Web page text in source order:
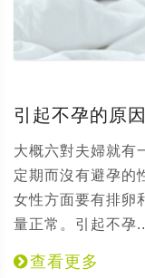
引起不孕的原因
大概六對夫婦就有
定期而沒有避孕的
女性方面要有排卵
量正常。引起不孕
查看更多